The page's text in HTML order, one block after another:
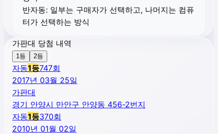
반자동: 일부는 구매자가 선택하고, 나머지는 컴퓨
터가 선택하는 방식
가판대 당첨 내역
1등 2등
자동1등747회
2017년 03월 25일
가판대
경기 안양시 만안구 안양동 456-2번지
자동1등370회
2010년 01월 02일